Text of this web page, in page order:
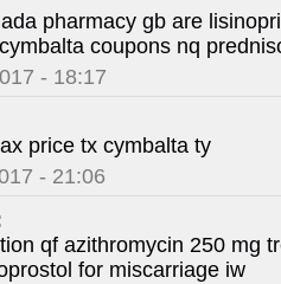
pharmacy gb are
coupons nq
- 18:17
price tx cymbalta ty
- 21:06
qf azithromycin 250 mg
for miscarriage iw